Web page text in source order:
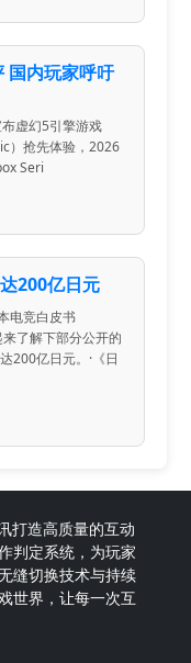
国内玩家呼吁
虚幻5引擎游戏
）抢先体验，2026
Seri
200亿日元
电竞白皮书
了解下部分公开的
200亿日元。·《日
打造高质量的互动
判定系统，为玩家
缝切换技术与持续
世界，让每一次互